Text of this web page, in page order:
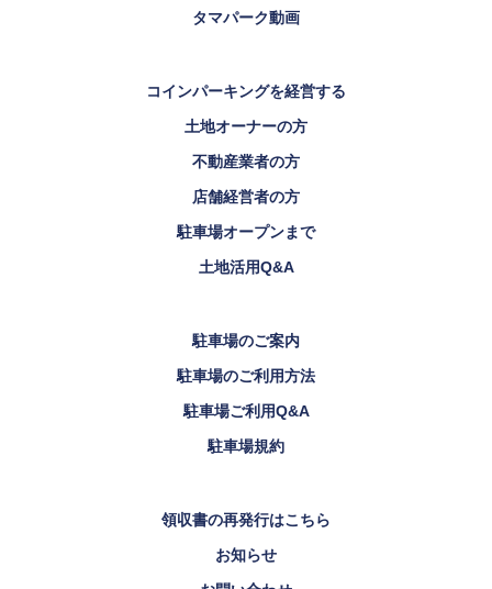
タマパーク動画
コインパーキングを経営する
土地オーナーの方
不動産業者の方
店舗経営者の方
駐車場オープンまで
土地活用Q&A
駐車場のご案内
駐車場のご利用方法
駐車場ご利用Q&A
駐車場規約
領収書の再発行はこちら
お知らせ